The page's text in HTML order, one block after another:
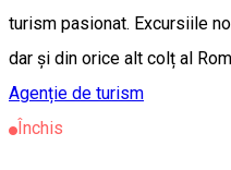
turism pasionat. Excursiile
dar și din orice alt colț al
Agenție de turism
Închis